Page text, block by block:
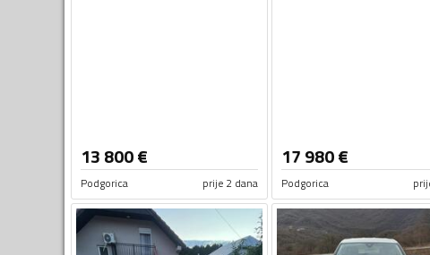
13 800€
Podgorica prije 2 dana
17 980€
Podgorica